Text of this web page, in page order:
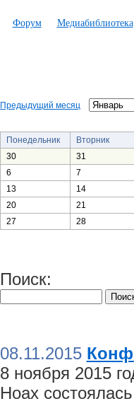
Форум Медиабиблиотека
Предыдущий месяц
Понедельник
Вторник
30
31
6
7
13
14
20
21
27
28
Поиск:
08.11.2015
8 ноября 2015
Ноах